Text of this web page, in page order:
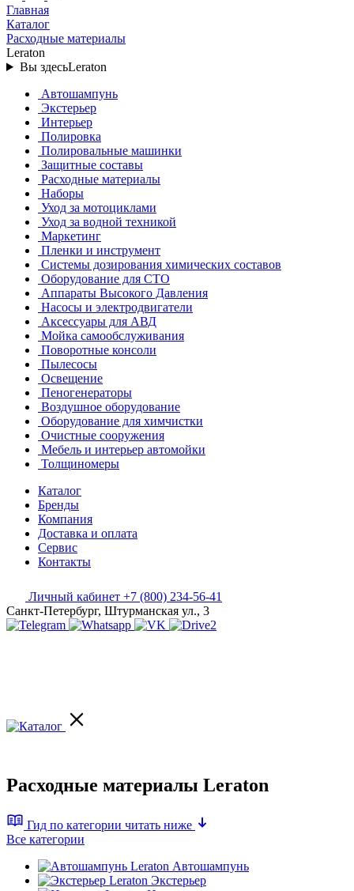
Главная
Каталог
Расходные материалы
Leraton
Вы здесьLeraton
Автошампунь
Экстерьер
Интерьер
Полировка
Полировальные машинки
Защитные составы
Расходные материалы
Наборы
Уход за мотоциклами
Уход за водной техникой
Маркетинг
Пленки и инструмент
Системы дозирования химических составов
Оборудование для СТО
Аппараты Высокого Давления
Насосы и электродвигатели
Аксессуары для АВД
Мойка самообслуживания
Поворотные консоли
Пылесосы
Освещение
Пеногенераторы
Воздушное оборудование
Оборудование для химчистки
Очистные сооружения
Мебель и интерьер автомойки
Толщиномеры
Каталог
Бренды
Компания
Доставка и оплата
Сервис
Контакты
Личный кабинет +7 (800) 234-56-41
Санкт-Петербург, Штурманская ул., 3
Расходные материалы Leraton
Гид по категории читать ниже
Все категории
Автошампунь
Экстерьер